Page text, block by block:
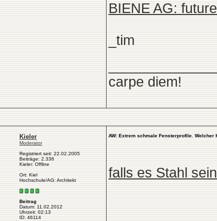
BIENE AG:
_tim
carpe diem!
Kieler
Moderator
Registriert seit: 22.02.2005
Beiträge: 2.336
Kieler: Offline
Ort: Kiel
Hochschule/AG: Architekt
Beitrag
Datum: 11.02.2012
Uhrzeit: 02:13
ID: 46114
AW: Extrem schmale Fensterprofile. Welcher
falls es Stahl